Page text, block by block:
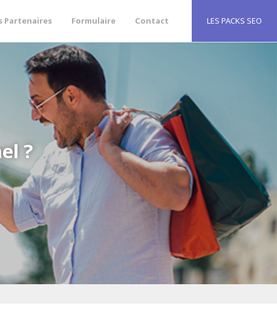
Partenaires Formulaire Contact LES PACKS SEO
?